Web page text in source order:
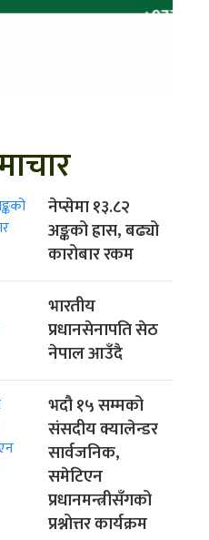
नेप्सेमा १३.८२
अङ्कको ह्रास, बढ्यो
कारोबार रकम
भारतीय
प्रधानसेनापति सेठ
नेपाल आउँदै
भदौ १५ सम्मको
संसदीय क्यालेन्डर
सार्वजनिक,
समेटिएन
प्रधानमन्त्रीसँगको
प्रश्नोत्तर कार्यक्रम